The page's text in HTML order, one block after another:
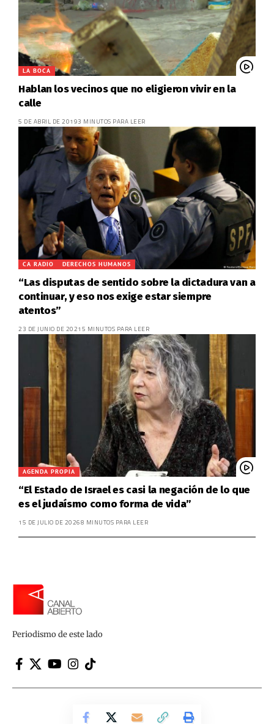
LA BOCA
Hablan los vecinos que no eligieron vivir en la
calle
5 DE ABRIL DE 20193 MINUTOS PARA LEER
CA RADIO DERECHOS HUMANOS
“Las disputas de sentido sobre la dictadura van a
continuar, y eso nos exige estar siempre
atentos”
23 DE JUNIO DE 2021 5 MINUTOS PARA LEER
AGENDA PROPIA
“El Estado de Israel es casi la negación de lo que
es el judaísmo como forma de vida”
15 DE JULIO DE 20268 MINUTOS PARA LEER
Periodismo de este lado
Canal Abierto | Periodismo de este lado